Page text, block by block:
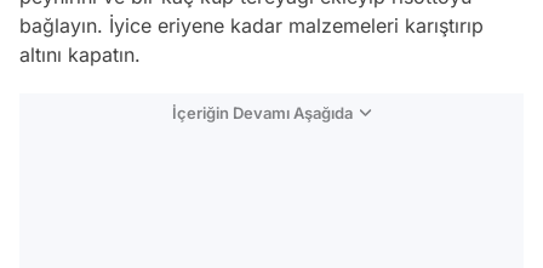
bağlayın. İyice eriyene kadar malzemeleri karıştırıp
altını kapatın.
İçeriğin Devamı Aşağıda